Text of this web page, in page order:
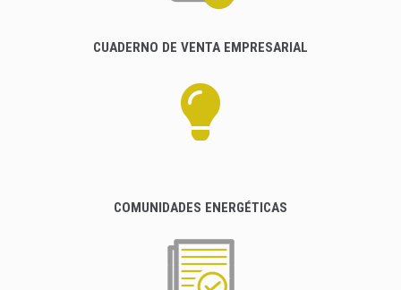
CUADERNO DE VENTA EMPRESARIAL
COMUNIDADES ENERGÉTICAS